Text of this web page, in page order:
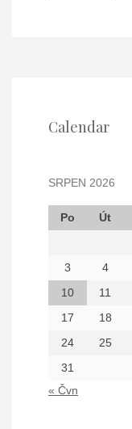
Calendar
SRPEN 2026
Po Út
3
4
10
11
17
18
24
25
31
« Čvn